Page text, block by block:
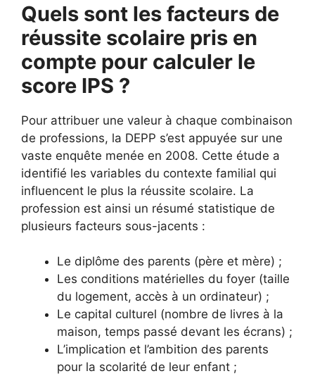
Quels sont les facteurs de
réussite scolaire pris en
compte pour calculer le
score IPS ?
Pour attribuer une valeur à chaque combinaison
de professions, la DEPP s’est appuyée sur une
vaste enquête menée en 2008. Cette étude a
identifié les variables du contexte familial qui
influencent le plus la réussite scolaire. La
profession est ainsi un résumé statistique de
plusieurs facteurs sous-jacents :
Le diplôme des parents (père et mère) ;
Les conditions matérielles du foyer (taille
du logement, accès à un ordinateur) ;
Le capital culturel (nombre de livres à la
maison, temps passé devant les écrans) ;
L’implication et l’ambition des parents
pour la scolarité de leur enfant ;